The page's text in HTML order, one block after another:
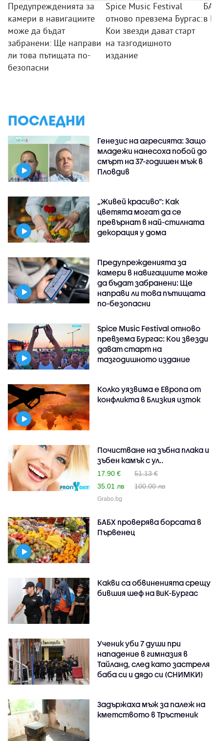
Предупрежденията за
камери в навигациите
може да бъдат
забранени: Ще направи
ли това пътищата по-
безопасни
Spice Music Festival
отново превзема Бургас:
Кои звезди дават старт
на тазгодишното
издание
в
ПОСЛЕДНИ
Генезис на агресията: Защо
младежи нанесоха побой до
смърт на 37-годишен мъж в
Пловдив
„Живей красиво”: Как
цветята могат да се
превърнат в най-стилната
декорация у дома
Предупрежденията за
камери в навигациите може
да бъдат забранени: Ще
направи ли това пътищата
по-безопасни
Spice Music Festival отново
превзема Бургас: Кои звезди
дават старт на
тазгодишното издание
Колко уязвима е Европа от
конфликта в Близкия изток
Почистване на зъбна плака и
зъбен камък с ул..
17.90 €
51.13 €
35.01 лв
100.00 лв
Grabo.bg
БАБХ проверява борсата в
Първенец
Какви са обвиненията срещу
бившия шеф на ВиК-Бургас
Ученик уби 7 души при
нападение в гимназия в
Тайланд, след като застреля
баба си и дядо си (СНИМКИ)
Задържаха мъж за палеж на
кметството в Тръстеник